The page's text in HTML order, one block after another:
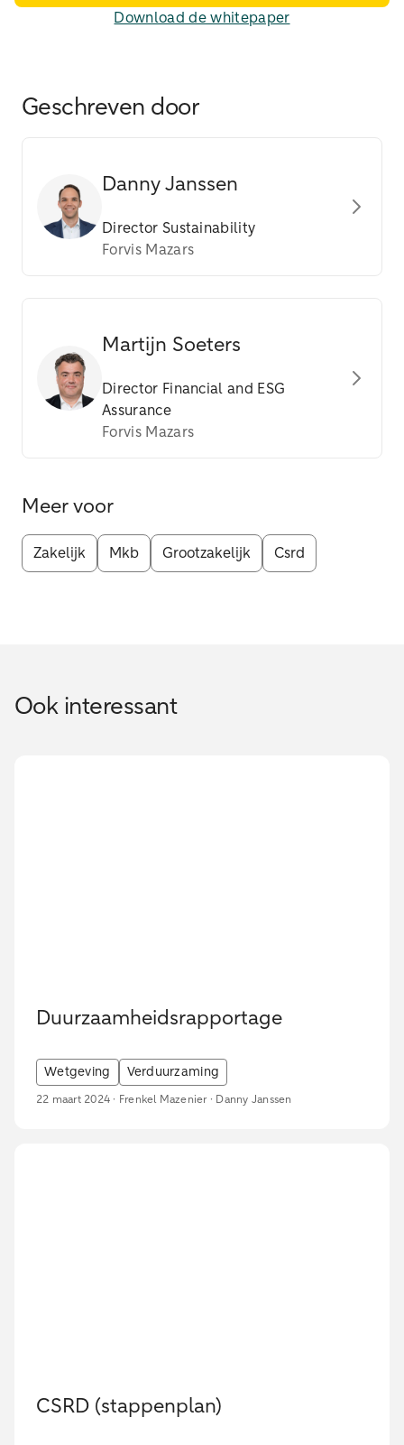
Download de whitepaper
Geschreven door
Danny Janssen
Director Sustainability
Forvis Mazars
Martijn Soeters
Director Financial and ESG
Assurance
Forvis Mazars
Meer voor
Zakelijk Mkb Grootzakelijk Csrd
Ook interessant
Duurzaamheidsrapportage
Wetgeving Verduurzaming
22 maart 2024 · Frenkel Mazenier · Danny Janssen
CSRD (stappenplan)